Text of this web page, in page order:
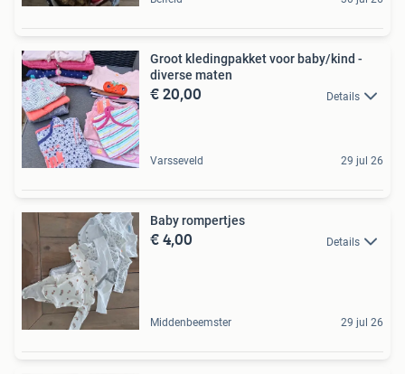
Groot kledingpakket voor baby/kind -
diverse maten
€ 20,00 Details
Varsseveld 29 jul 26
Baby rompertjes
€ 4,00 Details
Middenbeemster 29 jul 26